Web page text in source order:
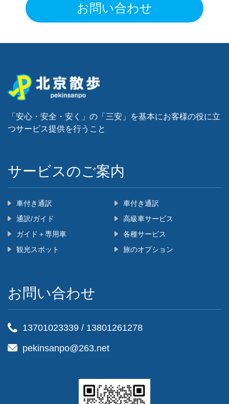
お問い合わせ
「安心・安全・安く」の「三安」を基本にお客様の役に立
つサービス提供を行うこと
‌サービスのご案内
車付き通訳
車付き通訳
通訳/ガイド
高級車サービス
ガイド＋専用車
各種サービス
観光スポット
旅のオプション
お問い合わせ
13701023339 / 13801261278
pekinsanpo@263.net